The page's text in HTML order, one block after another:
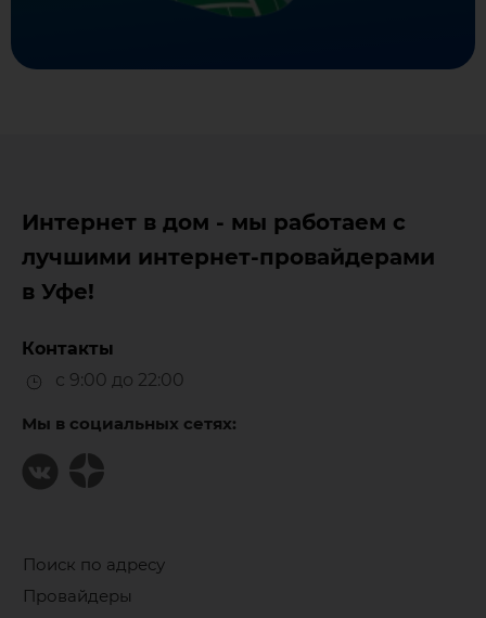
Интернет в дом - мы работаем с
лучшими интернет-провайдерами
в Уфе!
Контакты
с 9:00 до 22:00
Мы в социальных сетях:
Поиск по адресу
Провайдеры